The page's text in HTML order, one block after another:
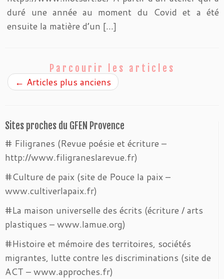
duré une année au moment du Covid et a été
ensuite la matière d’un […]
Parcourir les articles
← Articles plus anciens
Sites proches du GFEN Provence
# Filigranes (Revue poésie et écriture –
http://www.filigraneslarevue.fr)
#Culture de paix (site de Pouce la paix –
www.cultiverlapaix.fr)
#La maison universelle des écrits (écriture / arts
plastiques – www.lamue.org)
#Histoire et mémoire des territoires, sociétés
migrantes, lutte contre les discriminations (site de
ACT – www.approches.fr)